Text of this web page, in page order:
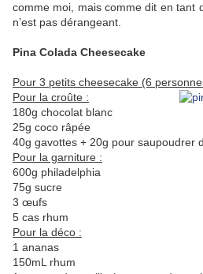
comme moi, mais comme dit en tant
n’est pas dérangeant.
Pina Colada Cheesecake
Pour 3 petits cheesecake (6
Pour la croûte :
180g chocolat blanc
25g coco râpée
40g gavottes + 20g pour saupoudrer
Pour la garniture :
600g philadelphia
75g sucre
3 œufs
5 cas rhum
Pour la déco :
1 ananas
150mL rhum